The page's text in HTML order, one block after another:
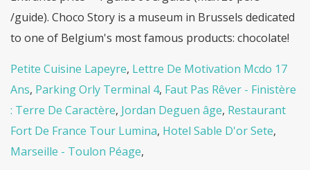
Petite Cuisine Lapeyre, Lettre De Motivation Mcdo 17
Ans, Parking Orly Terminal 4, Faut Pas Rêver - Finistère
: Terre De Caractère, Jordan Deguen âge, Restaurant
Fort De France Tour Lumina, Hotel Sable D'or Sete,
Marseille - Toulon Péage,